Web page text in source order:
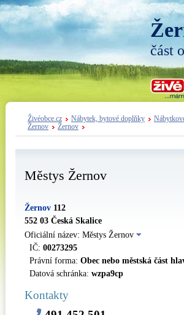
část
Živéobce.cz Nábytek, bytové doplňky
Žernov
Žernov
Městys Žernov
Žernov 112
552 03 Česká Skalice
Oficiální název: Městys Žernov
IČ: 00273295
Právní forma: Obec nebo městská část
Datová schránka: wzpa9cp
Kontakty